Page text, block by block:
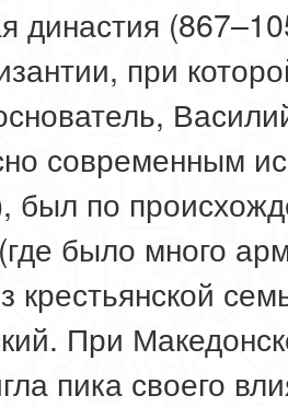
династия
при
современным
был по
было много
крестьянской
При
пика своего